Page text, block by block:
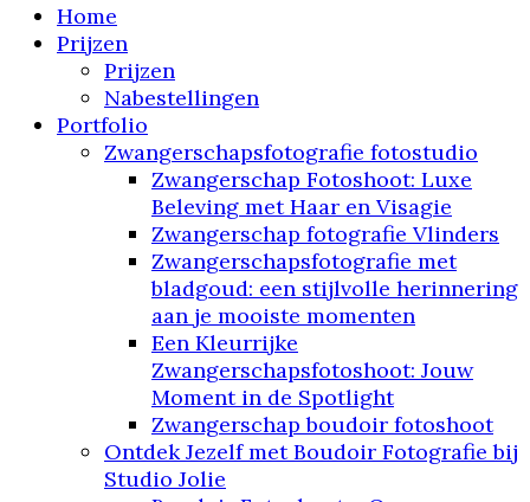
verhaal tot leven komt"
Home
Prijzen
Prijzen
Nabestellingen
Portfolio
Zwangerschapsfotografie fotostudio
Zwangerschap Fotoshoot: Luxe
Beleving met Haar en Visagie
Zwangerschap fotografie Vlinders
Zwangerschapsfotografie met
bladgoud: een stijlvolle herinnering
aan je mooiste momenten
Een Kleurrijke
Zwangerschapsfotoshoot: Jouw
Moment in de Spotlight
Zwangerschap boudoir fotoshoot
Ontdek Jezelf met Boudoir Fotografie bij
Studio Jolie